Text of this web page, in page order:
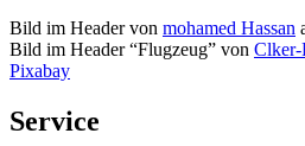
Bild im Header von mohamed Hassan
Bild im Header “Flugzeug” von Clker-
Pixabay
Service